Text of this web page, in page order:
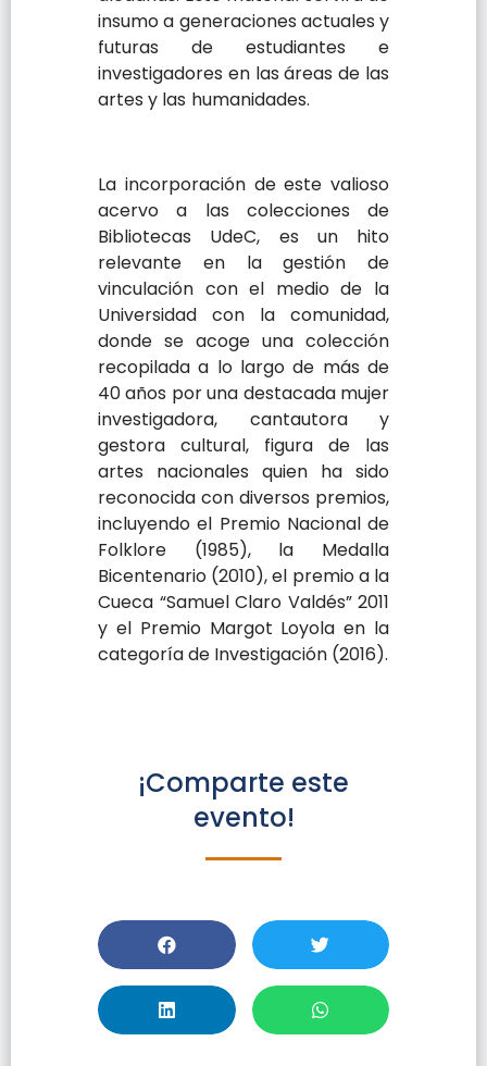
insumo a generaciones actuales y
futuras de estudiantes e
investigadores en las áreas de las
artes y las humanidades.
La incorporación de este valioso
acervo a las colecciones de
Bibliotecas UdeC, es un hito
relevante en la gestión de
vinculación con el medio de la
Universidad con la comunidad,
donde se acoge una colección
recopilada a lo largo de más de
40 años por una destacada mujer
investigadora, cantautora y
gestora cultural, figura de las
artes nacionales quien ha sido
reconocida con diversos premios,
incluyendo el Premio Nacional de
Folklore (1985), la Medalla
Bicentenario (2010), el premio a la
Cueca “Samuel Claro Valdés” 2011
y el Premio Margot Loyola en la
categoría de Investigación (2016).
¡Comparte este
evento!